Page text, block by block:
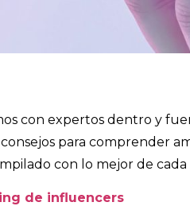
con expertos dentro y
para comprender
con lo mejor de cada
de influencers